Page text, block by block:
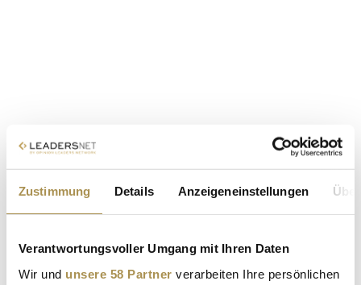
Zustimmung Details Anzeigeneinstellungen
Verantwortungsvoller Umgang mit Ihren Daten
Wir und unsere 58 Partner verarbeiten Ihre persönlichen